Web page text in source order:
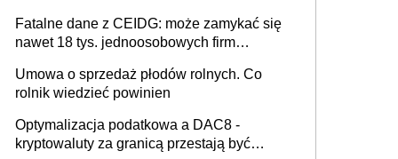
Fatalne dane z CEIDG: może zamykać się
nawet 18 tys. jednoosobowych firm
Umowa o sprzedaż płodów rolnych. Co
rolnik wiedzieć powinien
Optymalizacja podatkowa a DAC8 -
kryptowaluty za granicą przestają być